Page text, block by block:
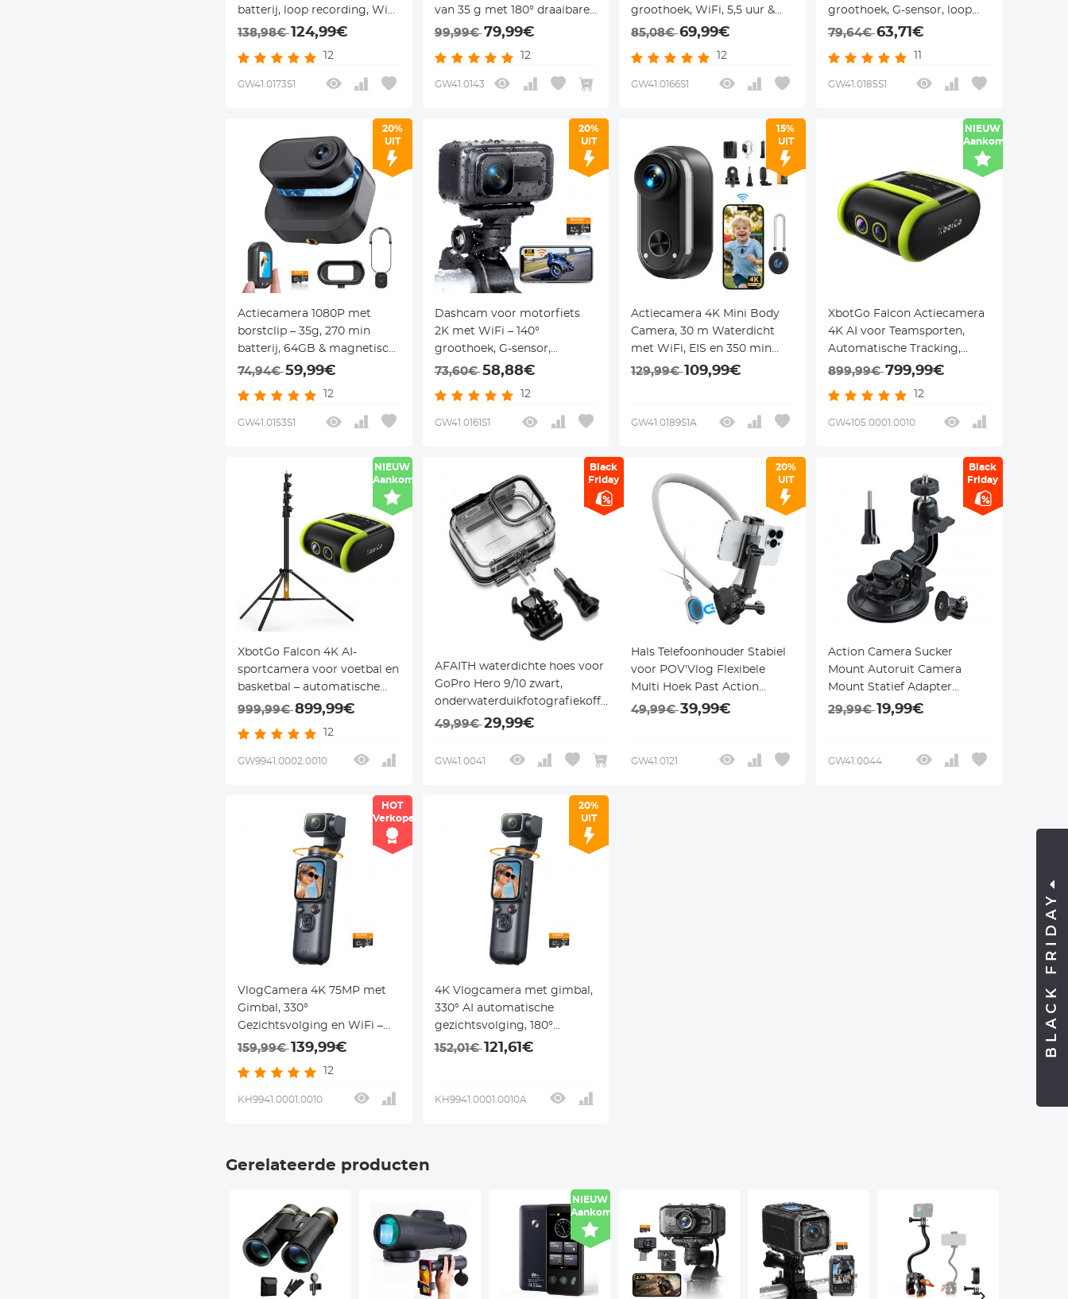
batterij, loop recording, WiFi
& 3 mounts – voor fiets,
138,98€ 124,99€
12
GW41.0173S1
van 35 g met 180° draaibare
lens en 1,47-inch scherm –
99,99€79,99€
12
GW41.0143
groothoek, WiFi, 5,5 uur &
64GB – voor fiets, e-step en
85,08€69,99€
12
GW41.0166S1
groothoek, G-sensor, loop
recording & 3 mounts – voor
79,64€63,71€
GW41.0185S1
20%
UIT
Actiecamera 1080P met
borstclip – 35g, 270 min
batterij, 64GB & magnetisch
– voor werk, reizen en
74,94€59,99€
12
GW41.0153S1
20%
UIT
Dashcam voor motorfiets
2K met WiFi – 140°
groothoek, G-sensor,
loopopname & 64GB – voor
Kentfaith
73,60€58,88€
12
GW41.0161S1
15%
UIT
Actiecamera 4K Mini Body
Camera, 30 m Waterdicht
met WiFi, EIS en 350 min
Batterij voor POV-opnames
129,99€109,99€
GW41.0189S1A
NIEUW
Aankomst
XbotGo Falcon Actiecamera
4K AI voor Teamsporten,
Automatische Tracking,
Dubbele Lens en
899,99€799,99€
12
GW4105.0001.0010
NIEUW
Aankomst
XbotGo Falcon 4K AI-
sportcamera voor voetbal en
basketbal – automatische
tracking, livestreaming en 4
999,99€899,99€
12
GW9941.0002.0010
Black
Friday
AFAITH waterdichte hoes voor
GoPro Hero 9/10 zwart,
onderwaterduikfotografiekoffer
voor GoPro Hero 9/10 zwart
49,99€29,99€
GW41.0041
20%
UIT
Hals Telefoonhouder Stabiel
voor POV'Vlog Flexibele
Multi Hoek Past Action
Cams Telefoons
49,99€39,99€
GW41.0121
Black
Friday
Action Camera Sucker
Mount Autoruit Camera
Mount Statief Adapter
Universele Schroef
Zwart/AKASO EK7000/Brave
29,99€19,99€
GW41.0044
HOT
Verkoper
VlogCamera 4K 75MP met
Gimbal, 330°
Gezichtsvolging en WiFi –
Compacte Actiecamera
159,99€139,99€
12
KH9941.0001.0010
20%
UIT
4K Vlogcamera met gimbal,
330° AI automatische
gezichtsvolging, 180°
draaibare lens, WiFi-
YouTube- & TikTok-
152,01€121,61€
KH9941.0001.0010A
Gerelateerde producten
NIEUW
Aankomst
BLACK FRIDAY